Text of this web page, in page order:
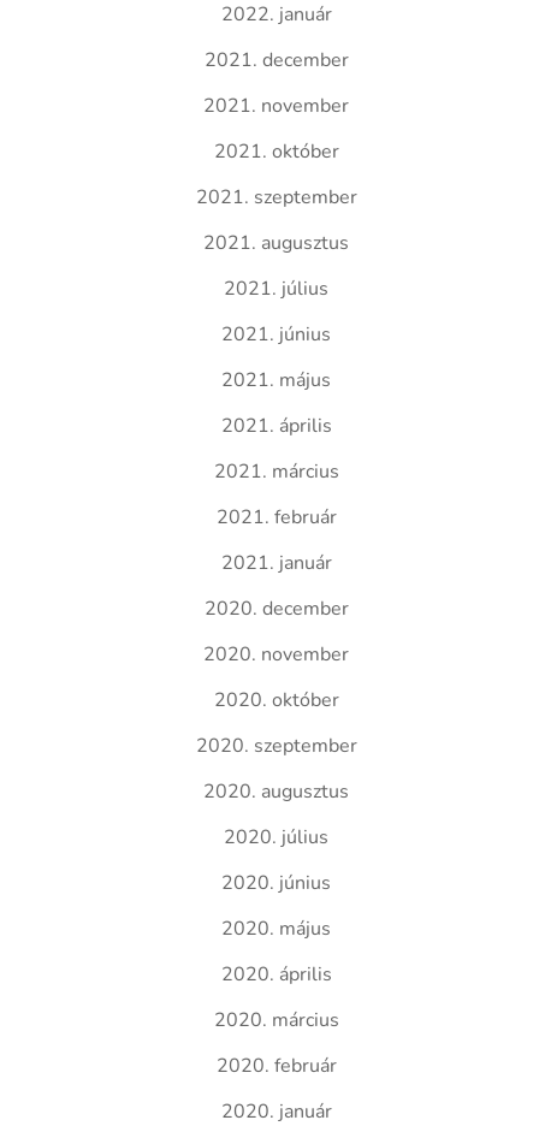
2022. január
2021. december
2021. november
2021. október
2021. szeptember
2021. augusztus
2021. július
2021. június
2021. május
2021. április
2021. március
2021. február
2021. január
2020. december
2020. november
2020. október
2020. szeptember
2020. augusztus
2020. július
2020. június
2020. május
2020. április
2020. március
2020. február
2020. január